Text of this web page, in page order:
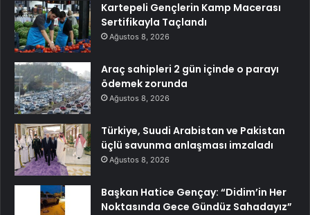
Kartepeli Gençlerin Kamp Macerası
Sertifikayla Taçlandı
Ağustos 8, 2026
Araç sahipleri 2 gün içinde o parayı
ödemek zorunda
Ağustos 8, 2026
Türkiye, Suudi Arabistan ve Pakistan
üçlü savunma anlaşması imzaladı
Ağustos 8, 2026
Başkan Hatice Gençay: “Didim’in Her
Noktasında Gece Gündüz Sahadayız”